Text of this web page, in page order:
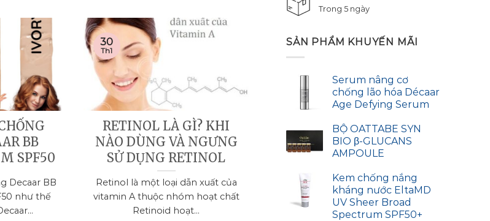
BB
SPF50
Decaar BB
như thế
RETINOL LÀ GÌ? KHI
NÀO DÙNG VÀ NGƯNG
SỬ DỤNG RETINOL
Retinol là một loại dẫn xuất của
vitamin A thuộc nhóm hoạt chất
Retinoid hoạt...
30
Th1
SKINCEUTICALS
RETINOL 0.5 AN TOÀN
CHO NGƯỜI MỚI DÙNG
RETINOL
Retinol sẽ là giải pháp toàn diện
nhất cho làn da của pháp đẹp.
14
Trong 5 ngày
SẢN PHẨM KHUYẾN MÃI
Serum nâng cơ
chống lão hóa Décaar
Age Defying Serum
BỘ OATTABE SYN
BIO β-GLUCANS
AMPOULE
Kem chống nắng
kháng nước EltaMD
UV Sheer Broad
Spectrum SPF50+